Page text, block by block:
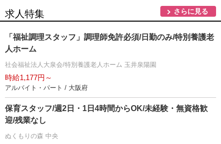
求人特集 さらに見る
「福祉調理スタッフ」調理師免許必須/日勤のみ/特別養護老
人ホーム
社会福祉法人大泉会/特別養護老人ホーム 玉井泉陽園
時給1,177円～
アルバイト・パート / 大阪府
保育スタッフ/週2日・1日4時間からOK/未経験・無資格歓
迎/残業なし
ぬくもりの森 中央